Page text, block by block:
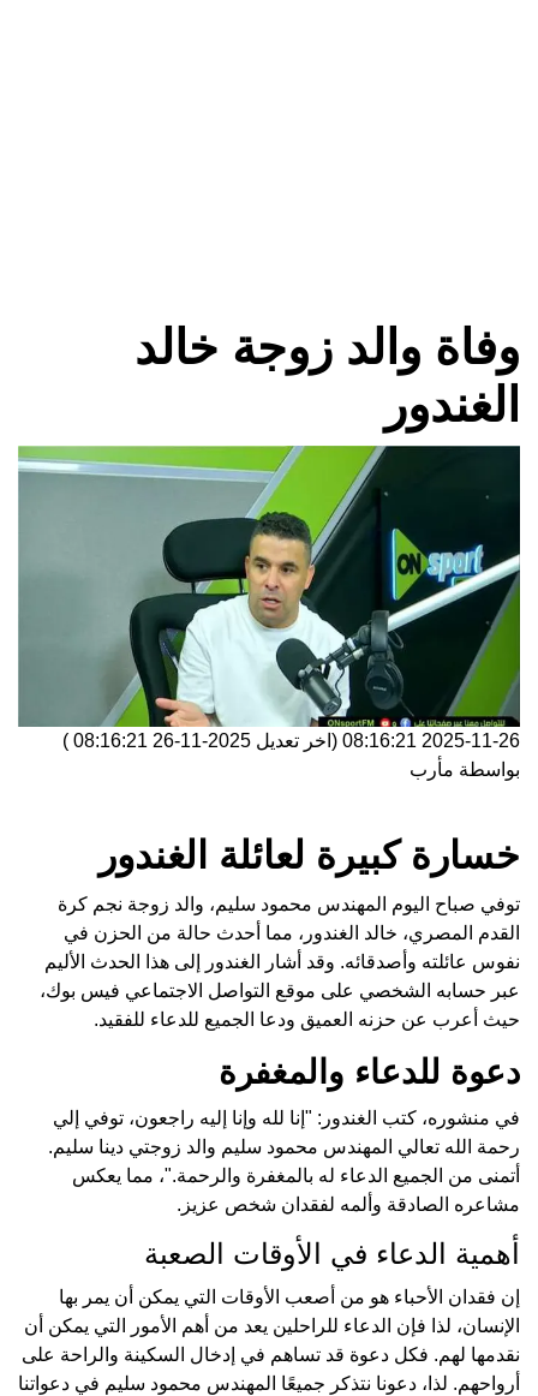
وفاة والد زوجة خالد
الغندور
2025-11-26 08:16:21 (اخر تعديل 2025-11-26 08:16:21
)
بواسطة مأرب
خسارة كبيرة لعائلة الغندور
توفي صباح اليوم المهندس محمود سليم، والد زوجة نجم كرة
القدم المصري، خالد الغندور، مما أحدث حالة من الحزن في
نفوس عائلته وأصدقائه. وقد أشار الغندور إلى هذا الحدث الأليم
عبر حسابه الشخصي على موقع التواصل الاجتماعي فيس بوك،
حيث أعرب عن حزنه العميق ودعا الجميع للدعاء للفقيد.
دعوة للدعاء والمغفرة
في منشوره، كتب الغندور: "إنا لله وإنا إليه راجعون، توفي إلي
رحمة الله تعالي المهندس محمود سليم والد زوجتي دينا سليم.
أتمنى من الجميع الدعاء له بالمغفرة والرحمة."، مما يعكس
مشاعره الصادقة وألمه لفقدان شخص عزيز.
أهمية الدعاء في الأوقات الصعبة
إن فقدان الأحباء هو من أصعب الأوقات التي يمكن أن يمر بها
الإنسان، لذا فإن الدعاء للراحلين يعد من أهم الأمور التي يمكن أن
نقدمها لهم. فكل دعوة قد تساهم في إدخال السكينة والراحة على
أرواحهم. لذا، دعونا نتذكر جميعًا المهندس محمود سليم في دعواتنا